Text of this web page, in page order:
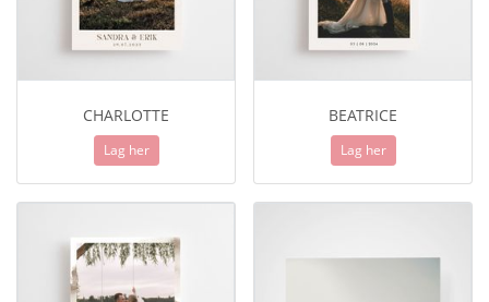
CHARLOTTE
Lag her
BEATRICE
Lag her